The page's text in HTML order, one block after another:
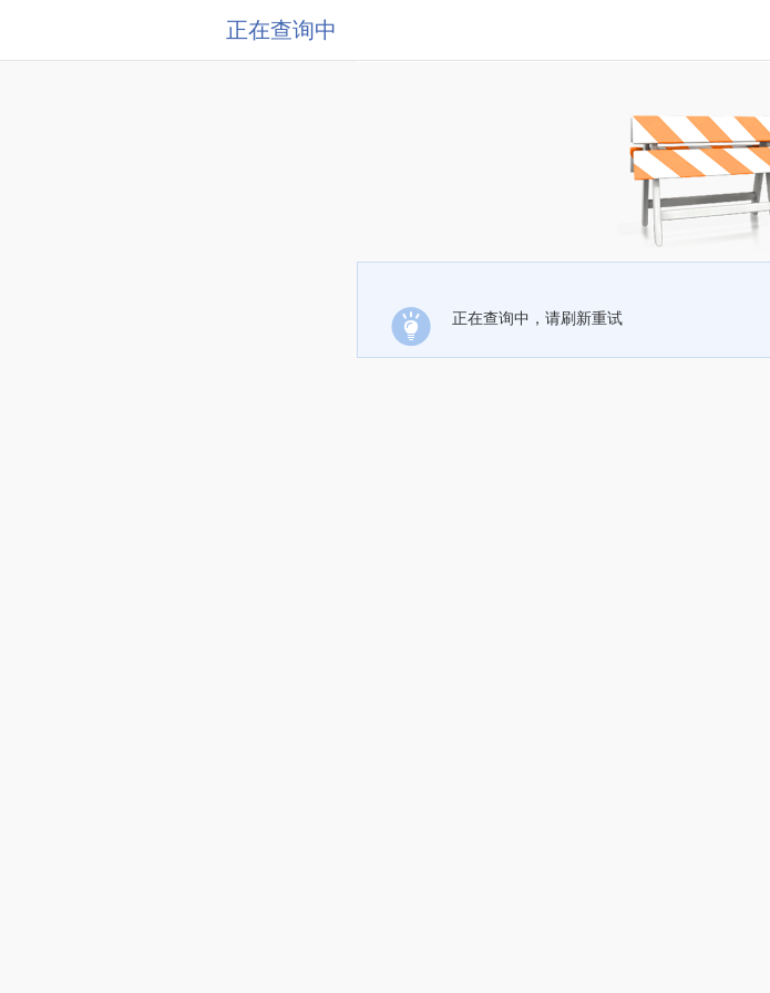
正在查询中
正在查询中，请刷新重试